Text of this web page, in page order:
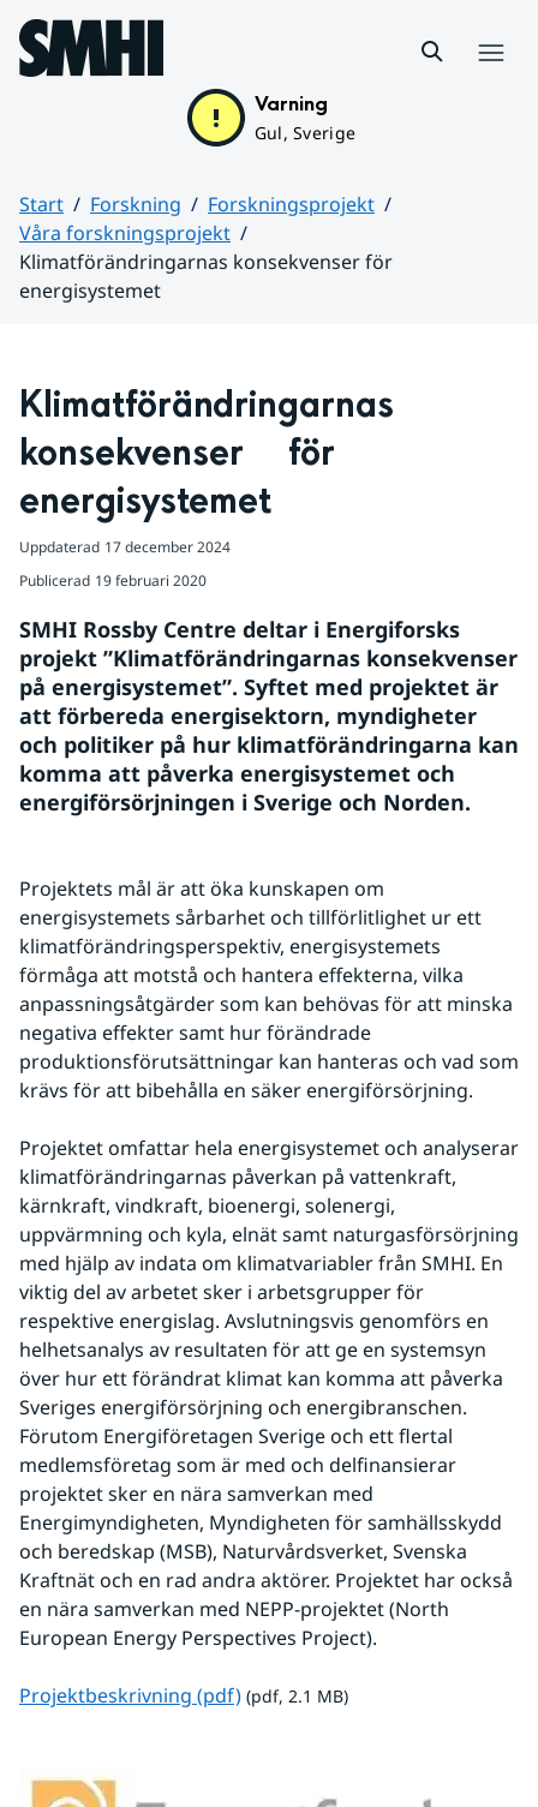
Hoppa till sidans innehåll
Varning
Gul, Sverige
Start Forskning
Forskningsprojekt
Våra forskningsprojekt
Klimatförändringarnas konsekvenser för
energisystemet
Klimatförändringarnas
konsekvenser	för
energisystemet
Uppdaterad 17 december 2024
Publicerad 19 februari 2020
SMHI Rossby Centre deltar i Energiforsks
projekt ”Klimatförändringarnas konsekvenser
på energisystemet”. Syftet med projektet är
att förbereda energisektorn, myndigheter
och politiker på hur klimatförändringarna kan
komma att påverka energisystemet och
energiförsörjningen i Sverige och Norden.
Projektets mål är att öka kunskapen om
energisystemets sårbarhet och tillförlitlighet ur ett
klimatförändringsperspektiv, energisystemets
förmåga att motstå och hantera effekterna, vilka
anpassningsåtgärder som kan behövas för att minska
negativa effekter samt hur förändrade
produktionsförutsättningar kan hanteras och vad som
krävs för att bibehålla en säker energiförsörjning.
Projektet omfattar hela energisystemet och analyserar
klimatförändringarnas påverkan på vattenkraft,
kärnkraft, vindkraft, bioenergi, solenergi,
uppvärmning och kyla, elnät samt naturgasförsörjning
med hjälp av indata om klimatvariabler från SMHI. En
viktig del av arbetet sker i arbetsgrupper för
respektive energislag. Avslutningsvis genomförs en
helhetsanalys av resultaten för att ge en systemsyn
över hur ett förändrat klimat kan komma att påverka
Sveriges energiförsörjning och energibranschen.
Förutom Energiföretagen Sverige och ett flertal
medlemsföretag som är med och delfinansierar
projektet sker en nära samverkan med
Energimyndigheten, Myndigheten för samhällsskydd
och beredskap (MSB), Naturvårdsverket, Svenska
Kraftnät och en rad andra aktörer. Projektet har också
en nära samverkan med NEPP-projektet (North
European Energy Perspectives Project).
Projektbeskrivning (pdf)pdf, 2.1 MB.
(pdf, 2.1 MB)